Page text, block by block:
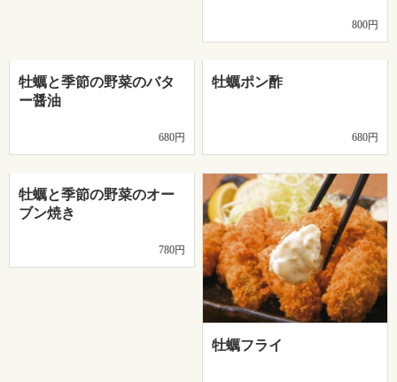
800円
牡蠣と季節の野菜のバタ
ー醤油
680円
牡蠣ポン酢
680円
牡蠣と季節の野菜のオー
ブン焼き
780円
牡蠣フライ